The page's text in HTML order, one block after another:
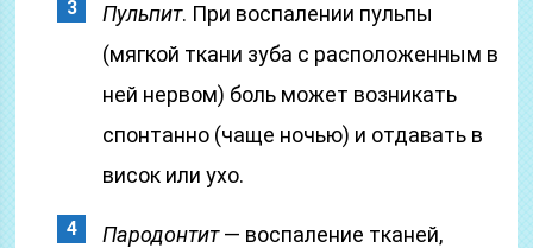
Пульпит. При воспалении пульпы
(мягкой ткани зуба с расположенным в
ней нервом) боль может возникать
спонтанно (чаще ночью) и отдавать в
висок или ухо.
Пародонтит— воспаление тканей,